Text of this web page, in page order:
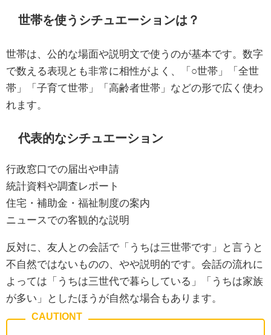
世帯を使うシチュエーションは？
世帯は、公的な場面や説明文で使うのが基本です。数字
で数える表現とも非常に相性がよく、「○世帯」「全世
帯」「子育て世帯」「高齢者世帯」などの形で広く使わ
れます。
代表的なシチュエーション
行政窓口での届出や申請
統計資料や調査レポート
住宅・補助金・福祉制度の案内
ニュースでの客観的な説明
反対に、友人との会話で「うちは三世帯です」と言うと
不自然ではないものの、やや説明的です。会話の流れに
よっては「うちは三世代で暮らしている」「うちは家族
が多い」としたほうが自然な場合もあります。